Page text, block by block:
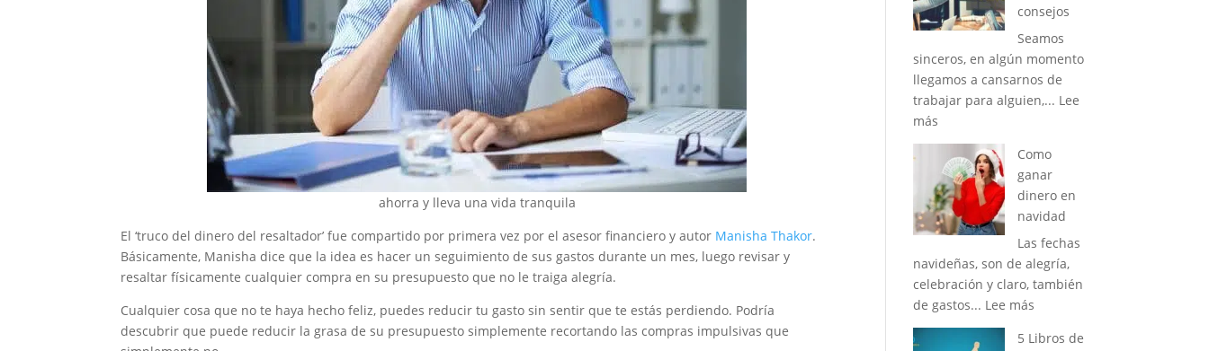
ahorra y lleva una vida tranquila
El ‘truco del dinero del resaltador’ fue compartido por primera vez por el asesor financiero y autor Manisha Thakor.
Básicamente, Manisha dice que la idea es hacer un seguimiento de sus gastos durante un mes, luego revisar y
resaltar físicamente cualquier compra en su presupuesto que no le traiga alegría.
Cualquier cosa que no te haya hecho feliz, puedes reducir tu gasto sin sentir que te estás perdiendo. Podría
descubrir que puede reducir la grasa de su presupuesto simplemente recortando las compras impulsivas que
que
deberias
leer
consejos
Seamos
sinceros, en algún momento
llegamos a cansarnos de
trabajar para alguien,... Lee
más
Como
crear
un
negocio:
Tips
consejos
Como
ganar
dinero en
navidad
Las fechas
navideñas, son de alegría,
celebración y claro, también
de gastos... Lee más
ganar
5 Libros de